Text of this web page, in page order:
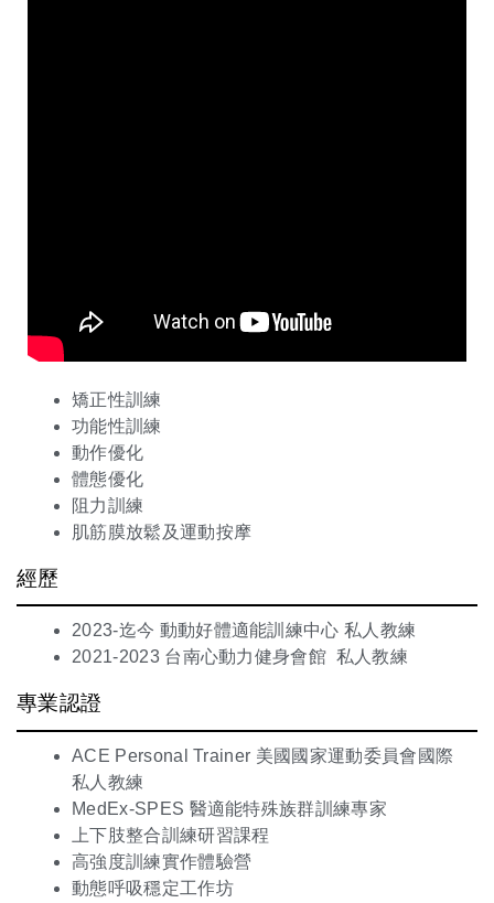
矯正性訓練
功能性訓練
動作優化
體態優化
阻力訓練
肌筋膜放鬆及運動按摩
經歷
2023-迄今 動動好體適能訓練中心 私人教練
2021-2023 台南心動力健身會館 私人教練
專業認證
ACE Personal Trainer 美國國家運動委員會國際
私人教練
MedEx-SPES 醫適能特殊族群訓練專家
上下肢整合訓練研習課程
高強度訓練實作體驗營
動態呼吸穩定工作坊